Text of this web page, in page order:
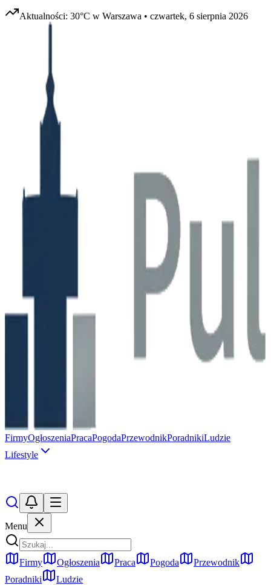
Aktualności: 30°C w Warszawa • czwartek, 6 sierpnia 2026
FirmyOgłoszeniaPracaPogodaPrzewodnikPoradnikiLudzie
Lifestyle
Menu
Firmy Ogłoszenia Praca Pogoda
Przewodnik
Poradniki
Ludzie